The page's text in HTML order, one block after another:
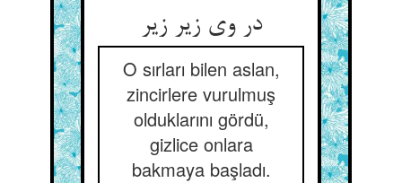
در وی زیر زیر
O sırları bilen aslan,
zincirlere vurulmuş
olduklarını gördü,
gizlice onlara
bakmaya başladı.